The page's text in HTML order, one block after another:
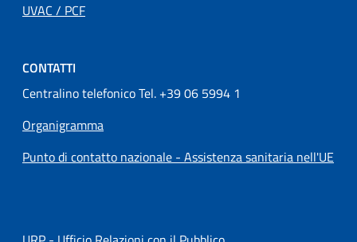
UVAC / PCF
CONTATTI
Centralino telefonico Tel. +39 06 5994 1
Organigramma
Punto di contatto nazionale - Assistenza sanitaria nell'UE